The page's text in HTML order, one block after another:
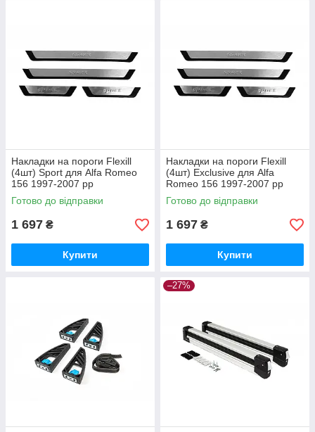
Накладки на пороги Flexill
(4шт) Sport для Alfa Romeo
156 1997-2007 рр
Готово до відправки
1 697 ₴
Купити
Накладки на пороги Flexill
(4шт) Exclusive для Alfa
Romeo 156 1997-2007 рр
Готово до відправки
1 697 ₴
Купити
–27%